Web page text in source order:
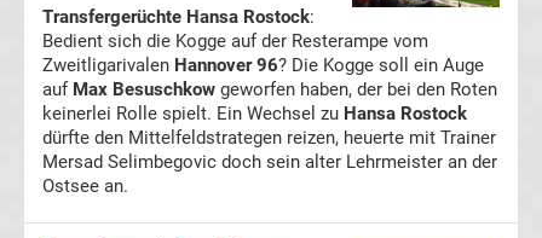
Transfergerüchte
Holstein
Kiel
Transfergerüchte
Transfergerüchte Hansa Rostock:
Bedient sich die Kogge auf der Resterampe vom
Zweitligarivalen Hannover 96? Die Kogge soll ein Auge
auf Max Besuschkow geworfen haben, der bei den Roten
keinerlei Rolle spielt. Ein Wechsel zu Hansa Rostock
dürfte den Mittelfeldstrategen reizen, heuerte mit Trainer
Mersad Selimbegovic doch sein alter Lehrmeister an der
Ostsee an.